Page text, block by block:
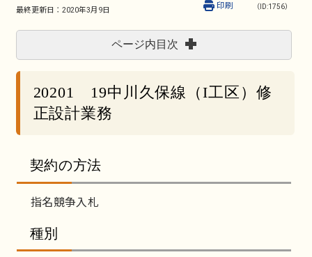
最終更新日： 2020年3月9日 （ID:1756）
印刷
ページ内目次
20201 19中川久保線（I工区）修
正設計業務
契約の方法
指名競争入札
種別